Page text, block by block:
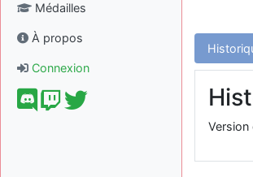
Médailles
À propos
Connexion
Version